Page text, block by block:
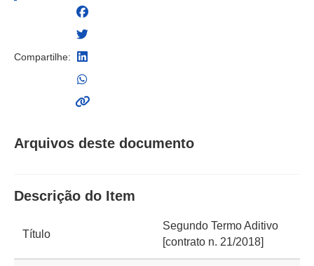
Compartilhe:
Arquivos deste documento
Descrição do Item
Título
Segundo Termo Aditivo
[contrato n. 21/2018]